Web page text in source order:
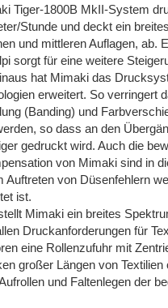
Tiger-1800B MkII-System
Stunde und deckt ein
und mittleren Auflagen, ab.
sorgt für eine weitere
hat Mimaki das
erweitert. So
(Banding) und
so dass an den
gedruckt wird. Auch die
von Mimaki sind in
Auftreten von Düsenfehlern
ist.
stellt Mimaki ein breites
Druckanforderungen für
eine Rollenzufuhr mit
großer Längen von
und Faltenlegen der